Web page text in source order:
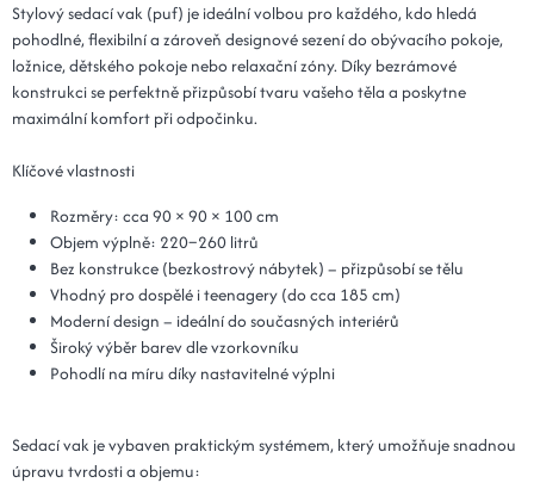
Stylový sedací vak (puf) je ideální volbou pro každého, kdo hledá
pohodlné, flexibilní a zároveň designové sezení do obývacího pokoje,
ložnice, dětského pokoje nebo relaxační zóny. Díky bezrámové
konstrukci se perfektně přizpůsobí tvaru vašeho těla a poskytne
maximální komfort při odpočinku.
Klíčové vlastnosti
Rozměry: cca 90 × 90 × 100 cm
Objem výplně: 220–260 litrů
Bez konstrukce (bezkostrový nábytek) – přizpůsobí se tělu
Vhodný pro dospělé i teenagery (do cca 185 cm)
Moderní design – ideální do současných interiérů
Široký výběr barev dle vzorkovníku
Pohodlí na míru díky nastavitelné výplni
Sedací vak je vybaven praktickým systémem, který umožňuje snadnou
úpravu tvrdosti a objemu: